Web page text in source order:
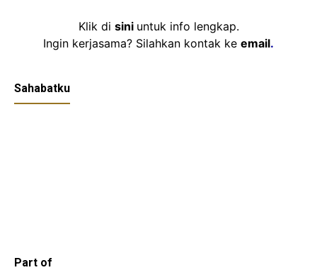
Klik di sini untuk info lengkap.
Ingin kerjasama? Silahkan kontak ke email.
Sahabatku
Part of